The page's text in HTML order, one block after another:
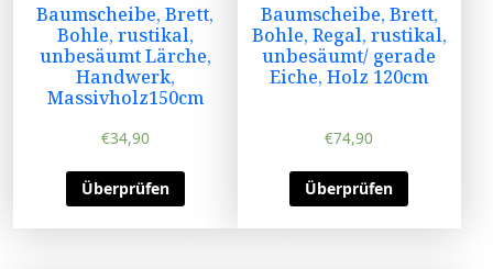
Baumscheibe, Brett,
Bohle, rustikal,
unbesäumt Lärche,
Handwerk,
Massivholz150cm
€34,90
Überprüfen
Baumscheibe, Brett,
Bohle, Regal, rustikal,
unbesäumt/ gerade
Eiche, Holz 120cm
€74,90
Überprüfen